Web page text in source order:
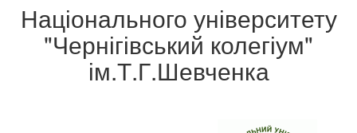
Національного університету
"Чернігівський колегіум"
ім.Т.Г.Шевченка